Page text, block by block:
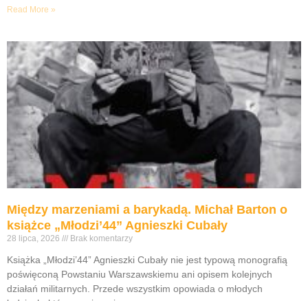
Read More »
Między marzeniami a barykadą. Michał Barton o
książce „Młodzi’44” Agnieszki Cubały
28 lipca, 2026 Brak komentarzy
Książka „Młodzi’44” Agnieszki Cubały nie jest typową monografią
poświęconą Powstaniu Warszawskiemu ani opisem kolejnych
działań militarnych. Przede wszystkim opowiada o młodych